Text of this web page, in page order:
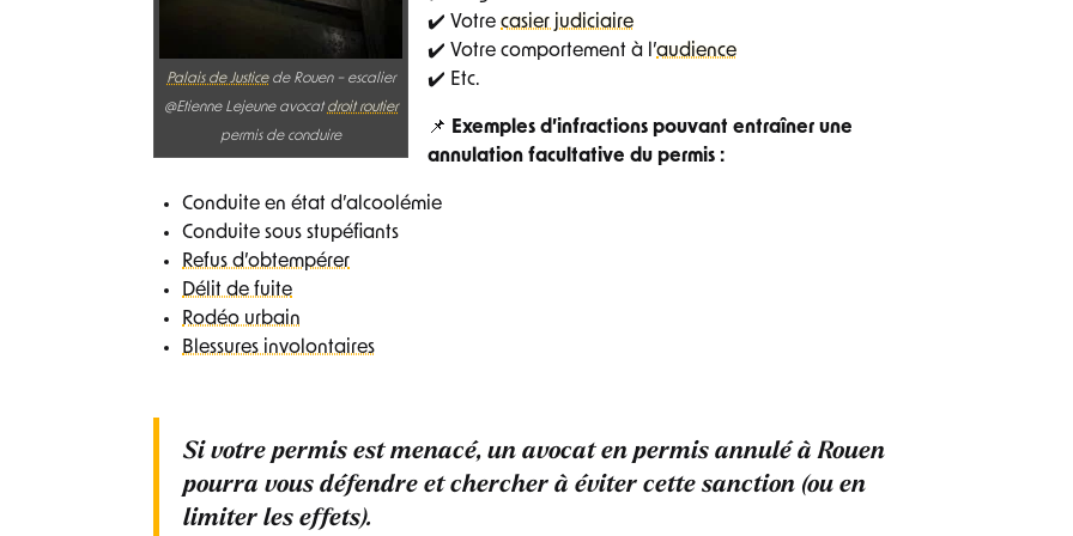
Palais de Justicede Rouen – escalier
@Etienne Lejeune avocat droit routier
permis de conduire
✔️ Votre casier judiciaire
✔️ Votre comportement à l’audience
✔️ Etc.
📌 Exemples d’infractions pouvant entraîner une
annulation facultative du permis :
Conduite en état d’alcoolémie
Conduite sous stupéfiants
Refus d’obtempérer
Délit de fuite
Rodéo urbain
Blessures involontaires
Si votre permis est menacé, un avocat en permis annulé à Rouen
pourra vous défendre et chercher à éviter cette sanction (ou en
limiter les effets).